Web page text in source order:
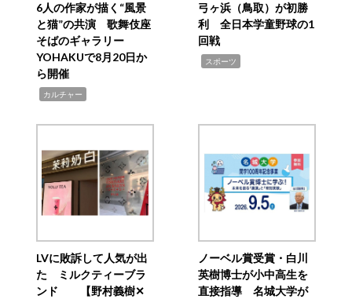
6人の作家が描く“風景
と猫”の共演 歌舞伎座
そばのギャラリー
YOHAKUで8月20日か
ら開催
カルチャー
弓ヶ浜（鳥取）が初勝
利 全日本学童野球の1
回戦
スポーツ
LVに敗訴して人気が出
た ミルクティーブラ
ンド 【野村義樹✕
ノーベル賞受賞・白川
英樹博士が小中高生を
直接指導 名城大学が